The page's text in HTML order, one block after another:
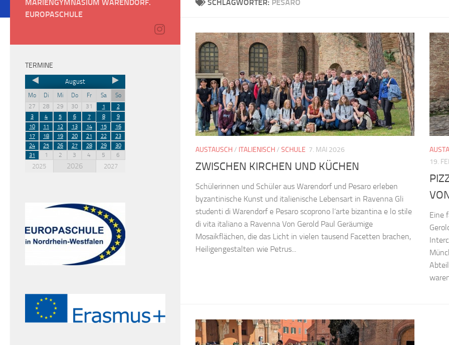
SCHLAGWÖRTER: PESARO
AUSTAUSCH/ ITALIENISCH/ SCHULE 7. MAI 2026
ZWISCHEN KIRCHEN UND KÜCHEN
Schülerinnen und Schüler aus Warendorf und Pesaro erleben
byzantinische Kunst und italienische Lebensart in Ravenna Gli
studenti di Warendorf e Pesaro scoprono l’arte bizantina e lo stile
di vita italiano a Ravenna Von Gerold Paul Geräumige
Mosaikflächen, die das Licht in vielen tausend Facetten brachen,
Heiligengestalten wie Petrus...
19.
Eine
MARIENGYMNASIUM WARENDORF.
EUROPASCHULE
TERMINE
August
Mo Di Mi Do Fr Sa
So
27
28 29 30 31 1
2
3
4 5 6 7 8
9
10
11 12 13 14 15
16
17
18 19 20 21 22
23
24
25 26 27 28 29
30
31
1 2 3 4 5 6
2025 2026 2027